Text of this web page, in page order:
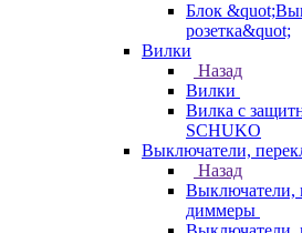
Блок
розетка&quot;
Вилки
Назад
Вилки
Вилка с
SCHUKO
Выключатели,
Назад
Выключатели,
диммеры